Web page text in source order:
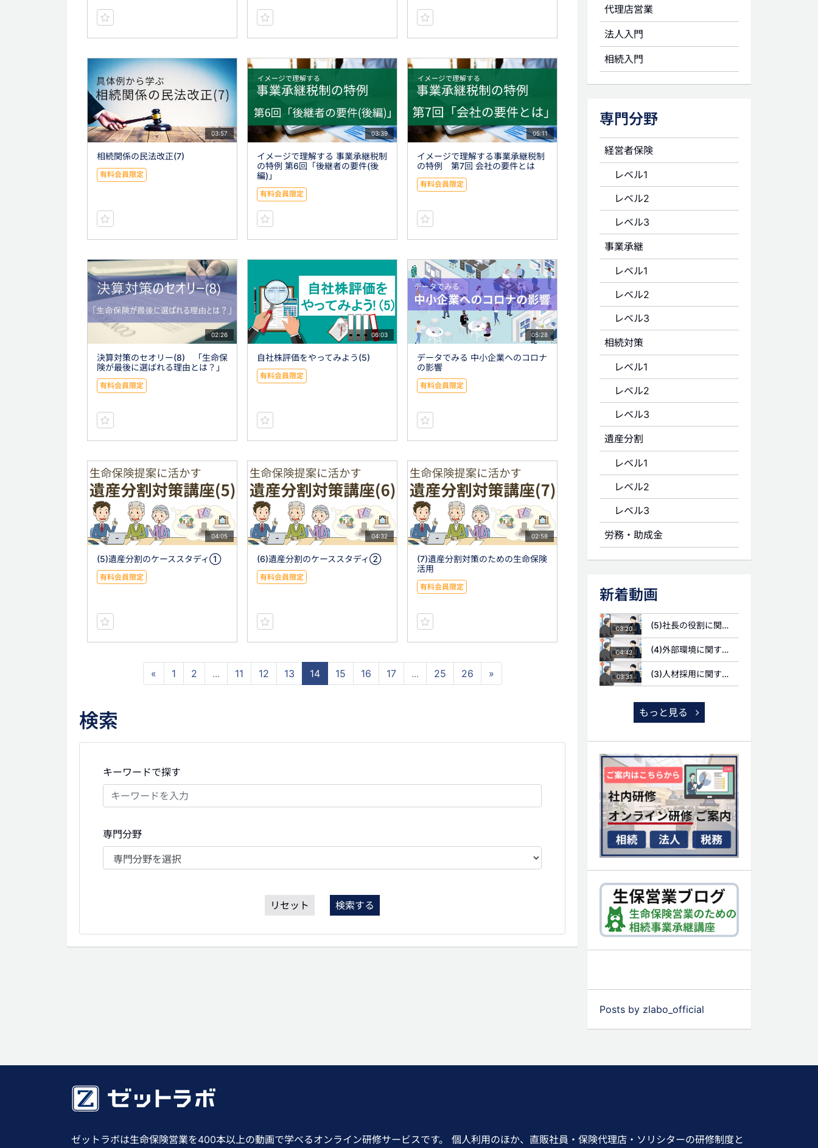
03:57
相続関係の民法改正(7)
有料会員限定
03:39
イメージで理解する 事業承継税制
の特例 第6回「後継者の要件(後
編)」
有料会員限定
05:11
イメージで理解する事業承継税制
の特例 第7回 会社の要件とは
有料会員限定
02:26
決算対策のセオリー(8) 「生命保
険が最後に選ばれる理由とは？」
有料会員限定
06:03
自社株評価をやってみよう(5)
有料会員限定
05:28
データでみる 中小企業へのコロナ
の影響
有料会員限定
04:05
(5)遺産分割のケーススタディ①
有料会員限定
04:32
(6)遺産分割のケーススタディ②
有料会員限定
02:58
(7)遺産分割対策のための生命保険
活用
有料会員限定
« 1 2 ... 11 12 13 14 15 16 17 ... 25 26 »
検索
キーワードで探す
専門分野
リセット 検索する
代理店営業
法人入門
相続入門
専門分野
経営者保険
レベル1
レベル2
レベル3
事業承継
レベル1
レベル2
レベル3
相続対策
レベル1
レベル2
レベル3
遺産分割
レベル1
レベル2
レベル3
労務・助成金
新着動画
03:20 (5)社長の役割に関する質問
04:42 (4)外部環境に関する質問
03:31 (3)人材採用に関する質問
もっと見る
Posts by zlabo_official
ゼットラボは生命保険営業を400本以上の動画で学べるオンライン研修サービスです。 個人利用のほか、直販社員・保険代理店・ソリシターの研修制度と